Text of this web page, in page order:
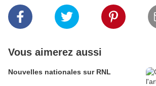
Vous aimerez aussi
Nouvelles nationales sur RNL